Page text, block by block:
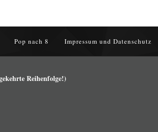
Pop nach 8 Impressum und Datenschutz
Reihenfolge!)